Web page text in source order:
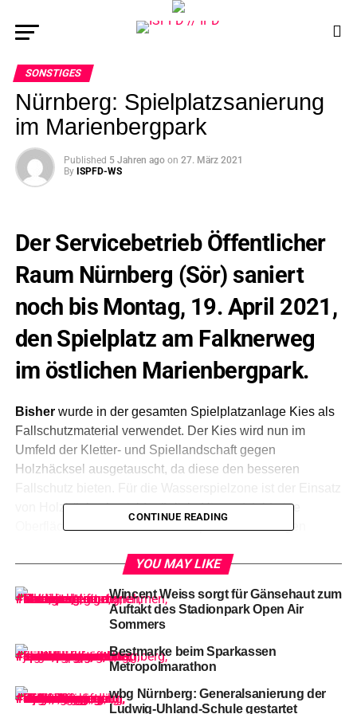
SONSTIGES
Nürnberg: Spielplatzsanierung
im Marienbergpark
Published 5 Jahren ago on 27. März 2021
By ISPFD-WS
Der Servicebetrieb Öffentlicher
Raum Nürnberg (Sör) saniert
noch bis Montag, 19. April 2021,
den Spielplatz am Falknerweg
im östlichen Marienbergpark.
Bisherwurde in der gesamten Spielplatzanlage Kies als
Fallschutzmaterial verwendet. Der Kies wird nun im
Umfeld der Kletter- und Spiellandschaft gegen
Holzhäcksel ausgetauscht, da diese den besseren
von Holzhäckseln nicht möglich. Hier entsteht eine
Oberfläche aus Granit-Kleinsteinpflaster. Die Fugen
Auspflasterung wird auch die umständliche Wartung der
Wassertechnik deutlich vereinfacht. Gegenüber der
Wartung unter dem bisherigen Fallschutz-Kies reduzieren
sich damit die Unterhalts- und Wartungskosten.
Spielplatz Falknerweg im Marienbergpark. Bildnachweis: Inna Trosse /
Stadt Nürnberg
CONTINUE READING
YOU MAY LIKE
Wincent Weiss sorgt für Gänsehaut zum
Auftakt des Stadionpark Open Air
Sommers
Bestmarke beim Sparkassen
Metropolmarathon
wbg Nürnberg: Generalsanierung der
Ludwig-Uhland-Schule gestartet